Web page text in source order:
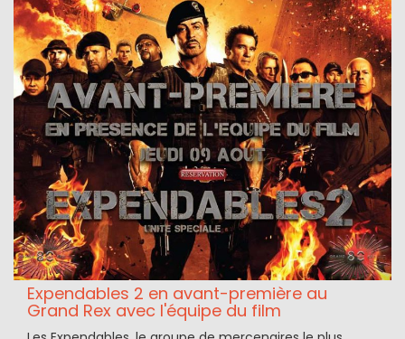
Expendables 2 en avant-première au
Grand Rex avec l'équipe du film